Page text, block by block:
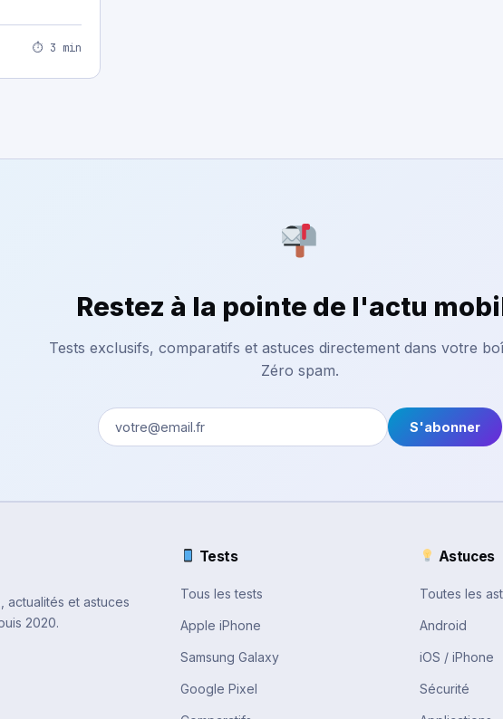
⏱ 3 min
Restez à la pointe de l'actu
Tests exclusifs, comparatifs et astuces directement dans votre
Zéro spam.
S'abonner
et astuces
2020.
Tests
Tous les tests
Apple iPhone
Samsung Galaxy
Google Pixel
Astuces
Toutes les
Android
iOS / iPhone
Sécurité